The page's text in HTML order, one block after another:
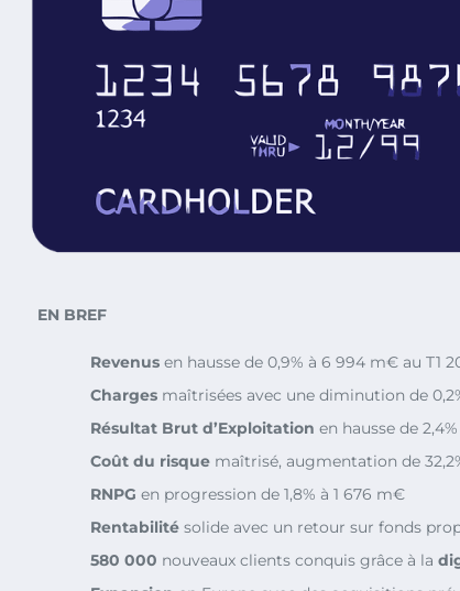
EN BREF
Revenus en hausse de 0,9% à 6 994 m€ au T1
Charges maîtrisées avec une diminution de
Résultat Brut d’Exploitation en hausse de
Coût du risque maîtrisé, augmentation de
RNPG en progression de 1,8% à 1 676 m€
Rentabilité solide avec un retour sur fonds
580 000 nouveaux clients conquis grâce à la